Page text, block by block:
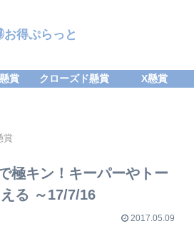
お得ぷらっと
賞 クローズド懸賞 X懸賞
賞
極キン！キーパーやトー
る ～17/7/16
2017.05.09